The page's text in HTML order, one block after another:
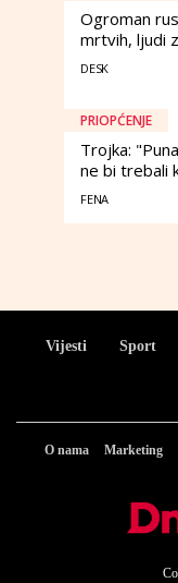
Ogroman
mrtvih, ljudi
DESK
PRIOPĆENJE
Trojka:
ne bi trebali
FENA
Vijesti Sport
O nama Marketing